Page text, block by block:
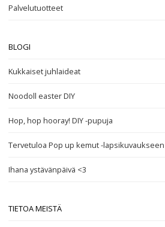
Palvelutuotteet
BLOGI
Kukkaiset juhlaideat
Noodoll easter DIY
Hop, hop hooray! DIY -pupuja
Tervetuloa Pop up kemut -lapsikuvaukseen
Ihana ystävänpäivä <3
TIETOA MEISTÄ